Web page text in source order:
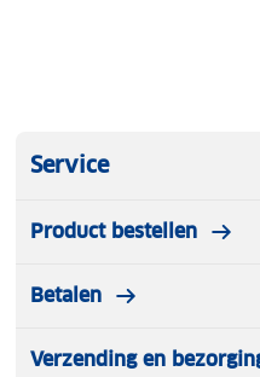
Service
Product bestellen
Betalen
Verzending en